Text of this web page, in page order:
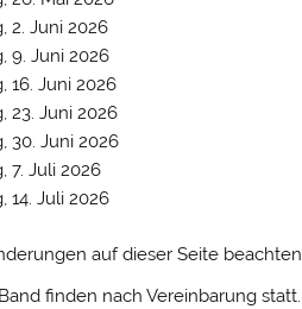
2. Juni 2026
9. Juni 2026
16. Juni 2026
23. Juni 2026
30. Juni 2026
7. Juli 2026
14. Juli 2026
auf dieser Seite
finden nach Vereinbarung statt.